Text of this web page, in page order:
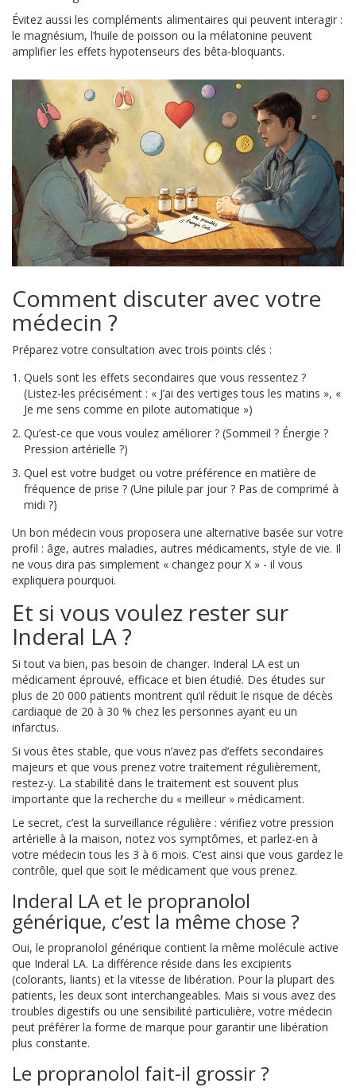
Évitez aussi les compléments alimentaires qui peuvent interagir :
le magnésium, l’huile de poisson ou la mélatonine peuvent
amplifier les effets hypotenseurs des bêta-bloquants.
Comment discuter avec votre
médecin ?
Préparez votre consultation avec trois points clés :
Quels sont les effets secondaires que vous ressentez ?
(Listez-les précisément : « J’ai des vertiges tous les matins », «
Je me sens comme en pilote automatique »)
Qu’est-ce que vous voulez améliorer ? (Sommeil ? Énergie ?
Pression artérielle ?)
Quel est votre budget ou votre préférence en matière de
fréquence de prise ? (Une pilule par jour ? Pas de comprimé à
midi ?)
Un bon médecin vous proposera une alternative basée sur votre
profil : âge, autres maladies, autres médicaments, style de vie. Il
ne vous dira pas simplement « changez pour X » - il vous
expliquera pourquoi.
Et si vous voulez rester sur
Inderal LA ?
Si tout va bien, pas besoin de changer. Inderal LA est un
médicament éprouvé, efficace et bien étudié. Des études sur
plus de 20 000 patients montrent qu’il réduit le risque de décès
cardiaque de 20 à 30 % chez les personnes ayant eu un
infarctus.
Si vous êtes stable, que vous n’avez pas d’effets secondaires
majeurs et que vous prenez votre traitement régulièrement,
restez-y. La stabilité dans le traitement est souvent plus
importante que la recherche du « meilleur » médicament.
Le secret, c’est la surveillance régulière : vérifiez votre pression
artérielle à la maison, notez vos symptômes, et parlez-en à
votre médecin tous les 3 à 6 mois. C’est ainsi que vous gardez le
contrôle, quel que soit le médicament que vous prenez.
Inderal LA et le propranolol
générique, c’est la même chose ?
Oui, le propranolol générique contient la même molécule active
que Inderal LA. La différence réside dans les excipients
(colorants, liants) et la vitesse de libération. Pour la plupart des
patients, les deux sont interchangeables. Mais si vous avez des
troubles digestifs ou une sensibilité particulière, votre médecin
peut préférer la forme de marque pour garantir une libération
plus constante.
Le propranolol fait-il grossir ?